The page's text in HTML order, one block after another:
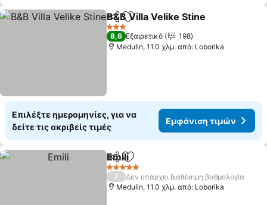
Κοινοποίηση
Προσθήκη στα αγαπημένα
B&B Villa Velike Stine
3 Αστέρια
8,6 Εξαιρετικό
198
Medulin, 11.0 χλμ. από: Loborika
Επιλέξτε ημερομηνίες, για να
δείτε τις ακριβείς τιμές
Εμφάνιση τιμών
Κοινοποίηση
Προσθήκη στα αγαπημένα
Emili
5 Αστέρια
/
Δεν υπάρχει διαθέσιμη βαθμολογία
Medulin, 11.0 χλμ. από: Loborika